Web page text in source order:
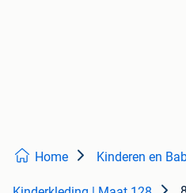
Home Kinderen en